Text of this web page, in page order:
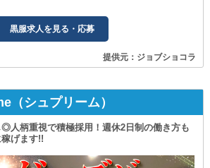
黒服求人を見る・応募
提供元：ジョブショコラ
（シュプリーム）
人柄重視で積極採用！週休2日制の働き方も
げます!!